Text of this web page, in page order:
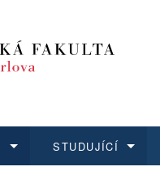
STUDUJÍCÍ